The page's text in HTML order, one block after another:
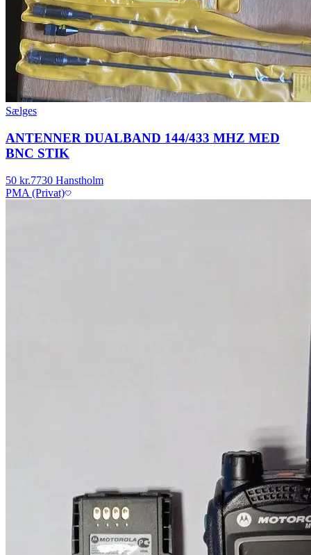
Sælges
ANTENNER DUALBAND 144/433 MHZ MED
BNC STIK
50 kr.7730 Hanstholm
PMA (Privat)